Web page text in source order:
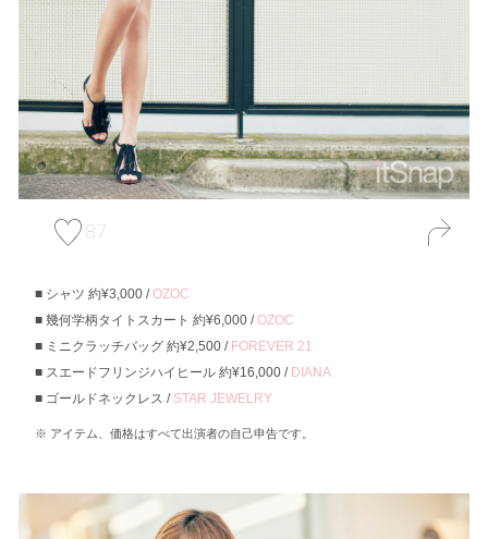
87
シャツ 約¥3,000 /OZOC
幾何学柄タイトスカート 約¥6,000 /OZOC
ミニクラッチバッグ 約¥2,500 / FOREVER 21
スエードフリンジハイヒール 約¥16,000 / DIANA
ゴールドネックレス / STAR JEWELRY
アイテム、価格はすべて出演者の自己申告です。